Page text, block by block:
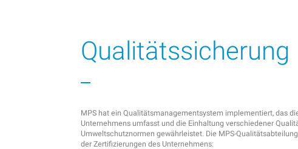
Qualitätssicherung
MPS hat ein Qualitätsmanagementsystem implementiert, das
Unternehmens umfasst und die Einhaltung verschiedener
Umweltschutznormen gewährleistet. Die MPS-
der Zertifizierungen des Unternehmens: